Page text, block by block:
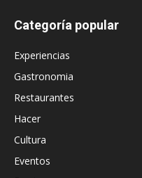
Categoría popular
Experiencias
Gastronomia
Restaurantes
Hacer
Cultura
Eventos